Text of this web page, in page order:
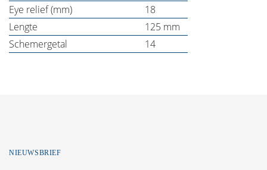
Eye relief (mm)
18
Lengte
125 mm
Schemergetal
14
NIEUWSBRIEF